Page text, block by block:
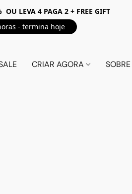
OU LEVA 4 PAGA 2 + FREE GIFT
- termina hoje
CRIAR AGORA